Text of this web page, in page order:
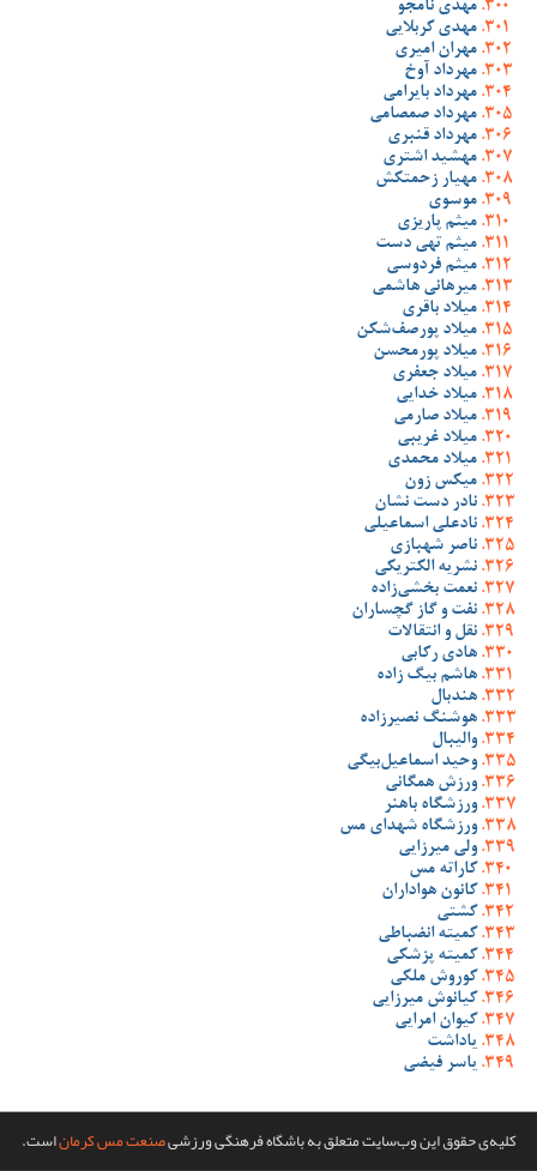
مهدی نامجو
مهدی کربلایی
مهران امیری
مهرداد آوخ
مهرداد بایرامی
مهرداد صمصامی
مهرداد قنبری
مهشید اشتری
مهیار زحمتکش
موسوی
میثم پاریزی
میثم تهی دست
میثم فردوسی
میرهانی هاشمی
میلاد باقری
میلاد پورصف‌شکن
میلاد پورمحسن
میلاد جعفری
میلاد خدایی
میلاد صارمی
میلاد غریبی
میلاد محمدی
میکس زون
نادر دست نشان
نادعلی اسماعیلی
ناصر شهبازی
نشریه الکتریکی
نعمت بخشی‌زاده
نفت و گاز گچساران
نقل و انتقالات
هادی رکابی
هاشم بیگ زاده
هندبال
هوشنگ نصیرزاده
والیبال
وحید اسماعیل‌بیگی
ورزش همگانی
ورزشگاه باهنر
ورزشگاه شهدای مس
ولی میرزایی
کاراته مس
کانون هواداران
کشتی
کمیته انضباطی
کمیته پزشکی
کوروش ملکی
کیانوش میرزایی
کیوان امرایی
یاداشت
یاسر فیضی
کلیه‌ی حقوق این وب‌سایت متعلق به باشگاه فرهنگی ورزشیصنعت مس کرماناست.